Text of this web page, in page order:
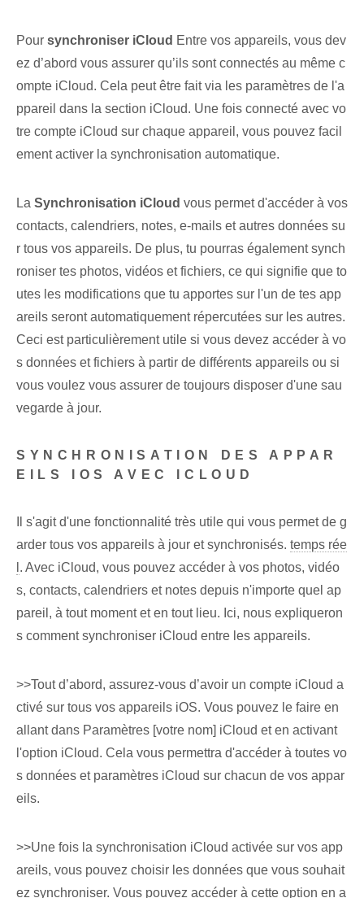
Pour synchroniser ⁢iCloud Entre vos appareils, vous dev
ez d’abord vous assurer qu’ils sont connectés au même c
ompte iCloud. Cela peut être fait via les paramètres de l'a
ppareil dans la section iCloud. Une fois connecté avec vo
tre compte iCloud sur chaque appareil, vous pouvez facil
ement activer la synchronisation automatique.
La Synchronisation iCloud vous permet d'accéder⁤ à vos
contacts, calendriers, notes, e-mails et autres données su
r tous vos appareils. De plus, tu pourras également synch
roniser tes photos, vidéos et fichiers, ce qui signifie que to
utes les modifications que tu apportes sur l'un de tes app
areils seront automatiquement répercutées sur les autres.
Ceci est particulièrement utile si vous devez accéder à vo
s données et fichiers à partir de différents appareils ou si
vous voulez vous assurer de toujours disposer d'une sau
vegarde à jour.
SYNCHRONISATION DES APPAR
EILS IOS AVEC ICLOUD
Il s'agit d'une fonctionnalité très utile qui vous permet de g
arder tous vos appareils à jour et synchronisés. temps rée
. Avec iCloud, vous pouvez accéder à vos photos, vidéo
s, contacts, calendriers et notes depuis n'importe quel ap
pareil, à tout moment et en tout lieu. Ici⁢, nous expliqueron
s⁢ comment synchroniser ⁤iCloud entre les appareils.
>>Tout d’abord, assurez-vous d’avoir un compte iCloud a
ctivé sur tous vos appareils iOS. Vous pouvez le faire en
allant dans Paramètres [votre nom] iCloud et en activant
l'option iCloud. Cela vous permettra d'accéder à toutes vo
s données et paramètres iCloud sur chacun de vos appar
eils.
>>Une fois la synchronisation iCloud activée sur vos app
areils, vous pouvez choisir les données que vous souhait
ez synchroniser. Vous pouvez accéder à cette option en a